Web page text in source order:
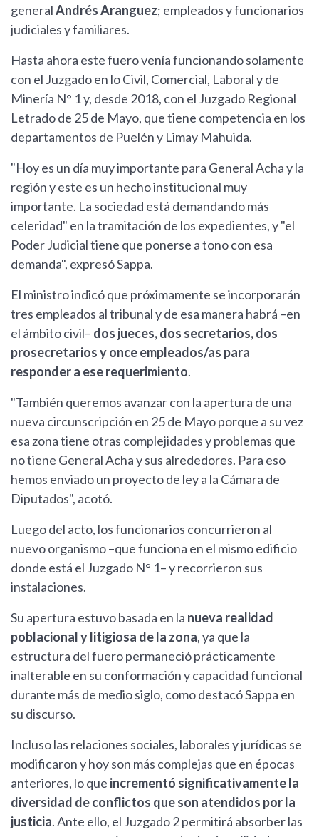
generalAndrés Aranguez; empleados y funcionarios
judiciales y familiares.
Hasta ahora este fuero venía funcionando solamente
con el Juzgado en lo Civil, Comercial, Laboral y de
Minería N° 1 y, desde 2018, con el Juzgado Regional
Letrado de 25 de Mayo, que tiene competencia en los
departamentos de Puelén y Limay Mahuida.
"Hoy es un día muy importante para General Acha y la
región y este es un hecho institucional muy
importante. La sociedad está demandando más
celeridad" en la tramitación de los expedientes, y "el
Poder Judicial tiene que ponerse a tono con esa
demanda", expresó Sappa.
El ministro indicó que próximamente se incorporarán
tres empleados al tribunal y de esa manera habrá –en
el ámbito civil– dos jueces, dos secretarios, dos
prosecretarios y once empleados/as para
responder a ese requerimiento.
"También queremos avanzar con la apertura de una
nueva circunscripción en 25 de Mayo porque a su vez
esa zona tiene otras complejidades y problemas que
no tiene General Acha y sus alrededores. Para eso
hemos enviado un proyecto de ley a la Cámara de
Diputados", acotó.
Luego del acto, los funcionarios concurrieron al
nuevo organismo –que funciona en el mismo edificio
donde está el Juzgado N° 1– y recorrieron sus
instalaciones.
Su apertura estuvo basada en la nueva realidad
poblacional y litigiosa de la zona, ya que la
estructura del fuero permaneció prácticamente
inalterable en su conformación y capacidad funcional
durante más de medio siglo, como destacó Sappa en
su discurso.
Incluso las relaciones sociales, laborales y jurídicas se
modificaron y hoy son más complejas que en épocas
anteriores, lo que incrementó significativamente la
diversidad de conflictos que son atendidos por la
justicia. Ante ello, el Juzgado 2 permitirá absorber las